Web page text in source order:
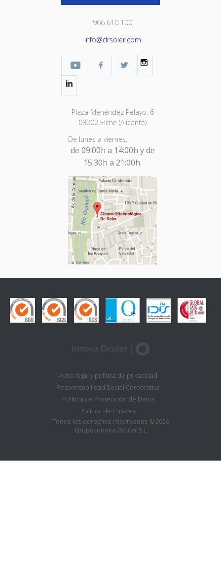
966 610 100
info@drsoler.com
YouTubeFacebook Profesional
Twitter
Plaza Menéndez Pelayo, 6
03202 Elche (Alicante)
De lunes a viernes,
de 09:00h a 14:00h y de
15:30h a 21:00h.
Aviso legal y política de privacidad
Responsabilidad Social Corporativa
Política de Protección de Datos
Política de Cookies
Todos los derechos reservados ©2026
Grupo Innova Ocular S.L